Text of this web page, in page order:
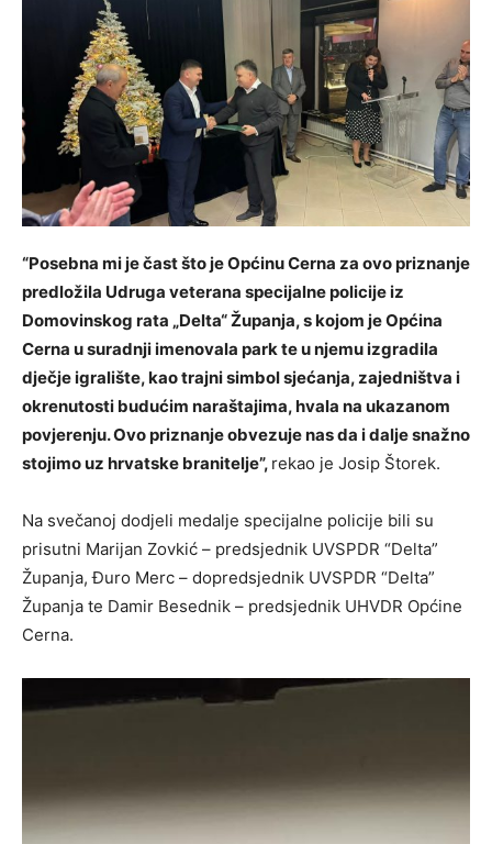
“Posebna mi je čast što je Općinu Cerna za ovo priznanje
predložila Udruga veterana specijalne policije iz
Domovinskog rata „Delta“ Županja, s kojom je Općina
Cerna u suradnji imenovala park te u njemu izgradila
dječje igralište, kao trajni simbol sjećanja, zajedništva i
okrenutosti budućim naraštajima, hvala na ukazanom
povjerenju. Ovo priznanje obvezuje nas da i dalje snažno
stojimo uz hrvatske branitelje”, rekao je Josip Štorek.
Na svečanoj dodjeli medalje specijalne policije bili su
prisutni Marijan Zovkić – predsjednik UVSPDR “Delta”
Županja, Đuro Merc – dopredsjednik UVSPDR “Delta”
Županja te Damir Besednik – predsjednik UHVDR Općine
Cerna.